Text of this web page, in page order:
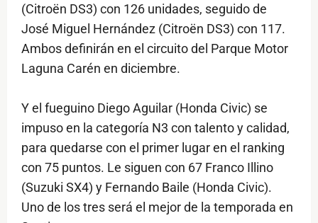
(Citroën DS3) con 126 unidades, seguido de
José Miguel Hernández (Citroën DS3) con 117.
Ambos definirán en el circuito del Parque Motor
Laguna Carén en diciembre.
Y el fueguino Diego Aguilar (Honda Civic) se
impuso en la categoría N3 con talento y calidad,
para quedarse con el primer lugar en el ranking
con 75 puntos. Le siguen con 67 Franco Illino
(Suzuki SX4) y Fernando Baile (Honda Civic).
Uno de los tres será el mejor de la temporada en